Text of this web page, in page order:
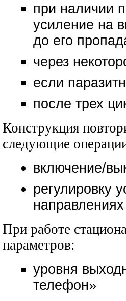
при наличии
усиление на
до его
через
если
после трех
Конструкция
следующие
включение/
регулировку
направлениях
При работе
параметров:
уровня
телефон»